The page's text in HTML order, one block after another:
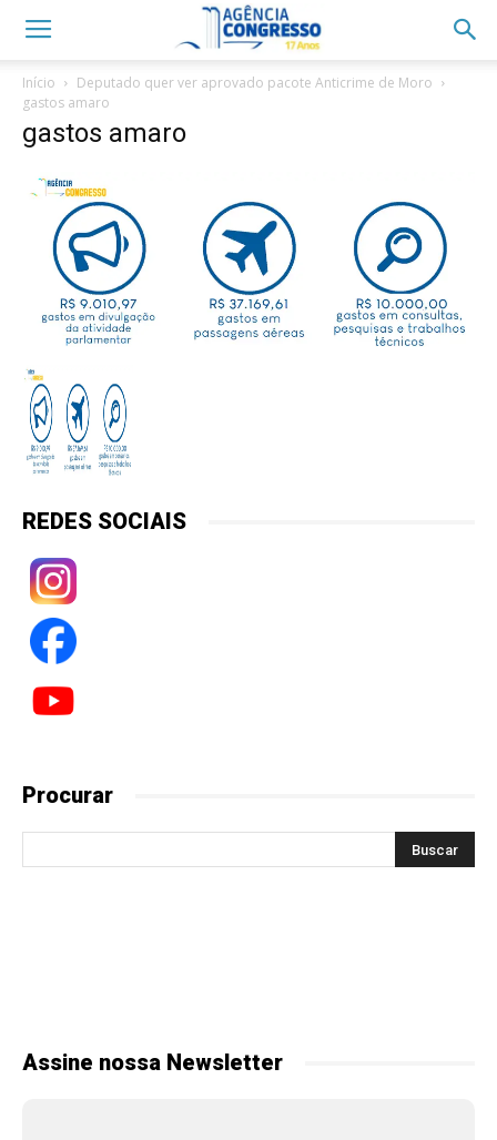
Início
Deputado quer ver aprovado pacote Anticrime de Moro
gastos amaro
gastos amaro
REDES SOCIAIS
Procurar
Assine nossa Newsletter